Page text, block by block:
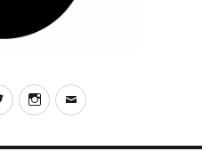
TwitterInstagram
E-